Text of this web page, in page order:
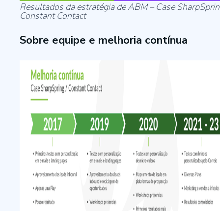
Resultados da estratégia de ABM – Case
Constant Contact
Sobre equipe e melhoria contínua